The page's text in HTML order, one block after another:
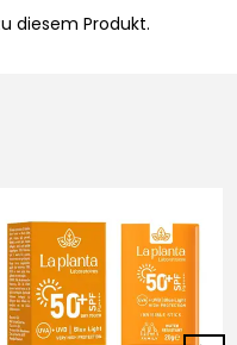
diesem Produkt.